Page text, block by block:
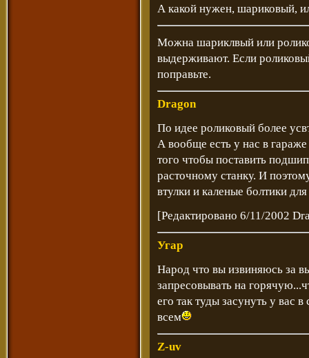
А какой нужен, шариковый,
Можна шариклвый или
выдерживают. Если
поправьте.
Dragon
По идее роликовый более
А вообще есть у нас в
того чтобы поставить
расточному станку. И
втулки и каленые болтики
[Редактировано 6/11/2002
Угар
Народ что вы извиняюсь за
запресовывать на
его так туды засунуть у вас
всем
Z-uv